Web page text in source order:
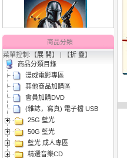
【平裝版藍光】[英] 曼達洛人與
古古 (2026)[台版字幕]
3.【平裝版藍光】[英] 阿凡達3：火
與燼 (2025)(Atmos 版)〈台版〉
商品分類
菜單控制:【展 開】 | 【折 疊】
商品分類目錄
漫威電影專區
其他商品加購區
會員加購DVD
(雜誌，寫真) 電子檔 USB
25G 藍光
50G 藍光
藍光 成人專區
精選音樂CD